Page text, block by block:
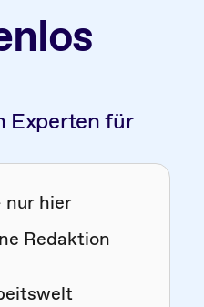
Experten für
nur hier
Redaktion